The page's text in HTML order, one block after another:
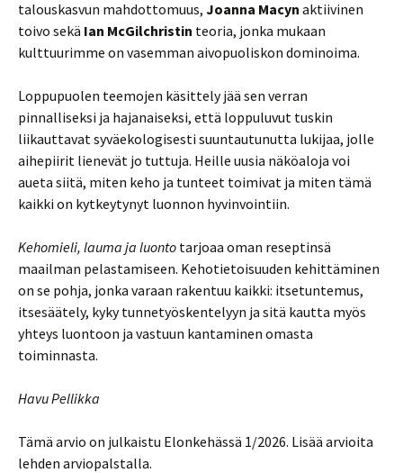
talouskasvun mahdottomuus, Joanna Macyn aktiivinen
toivo sekä Ian McGilchristin teoria, jonka mukaan
kulttuurimme on vasemman aivopuoliskon dominoima.
Loppupuolen teemojen käsittely jää sen verran
pinnalliseksi ja hajanaiseksi, että loppuluvut tuskin
liikauttavat syväekologisesti suuntautunutta lukijaa, jolle
aihepiirit lienevät jo tuttuja. Heille uusia näköaloja voi
aueta siitä, miten keho ja tunteet toimivat ja miten tämä
kaikki on kytkeytynyt luonnon hyvinvointiin.
Kehomieli, lauma ja luonto tarjoaa oman reseptinsä
maailman pelastamiseen. Kehotietoisuuden kehittäminen
on se pohja, jonka varaan rakentuu kaikki: itsetuntemus,
itsesäätely, kyky tunnetyöskentelyyn ja sitä kautta myös
yhteys luontoon ja vastuun kantaminen omasta
toiminnasta.
Havu Pellikka
Tämä arvio on julkaistu Elonkehässä 1/2026. Lisää arvioita
lehden arviopalstalla.